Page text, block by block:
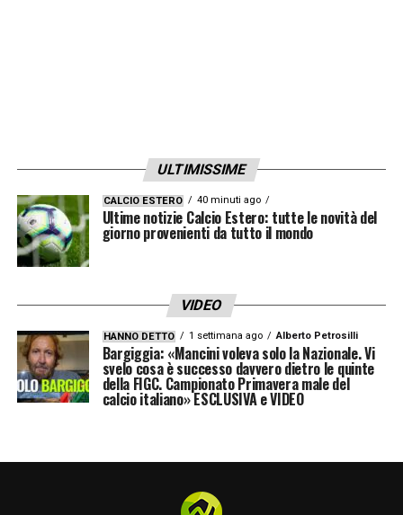
ULTIMISSIME
CALCIO ESTERO 40 minuti ago
Ultime notizie Calcio Estero: tutte le novità del
giorno provenienti da tutto il mondo
VIDEO
HANNO DETTO 1 settimana ago Alberto Petrosilli
Bargiggia: «Mancini voleva solo la Nazionale. Vi
svelo cosa è successo davvero dietro le quinte
della FIGC. Campionato Primavera male del
calcio italiano» ESCLUSIVA e VIDEO